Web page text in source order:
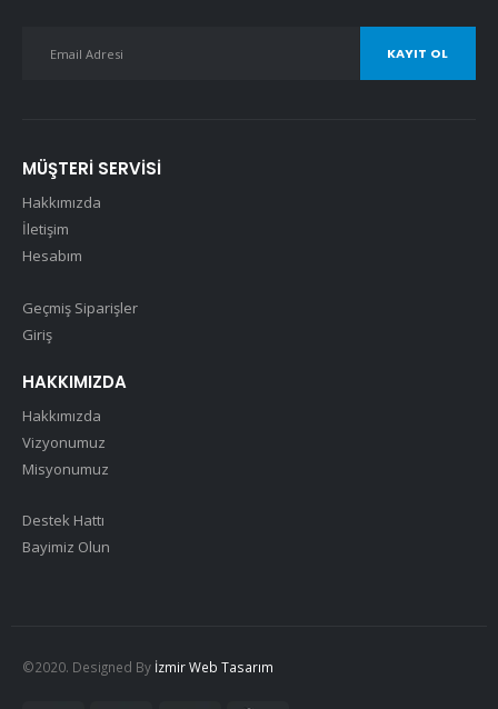
MÜŞTERI SERVISI
Hakkımızda
İletişim
Hesabım
Geçmiş Siparişler
Giriş
HAKKIMIZDA
Hakkımızda
Vizyonumuz
Misyonumuz
Destek Hattı
Bayimiz Olun
©2020. Designed By İzmir Web Tasarım